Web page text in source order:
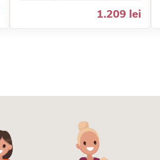
1.209 lei